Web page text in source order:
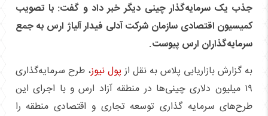
جذب یک سرمایه‌گذار چینی دیگر خبر داد و گفت: با تصویب
کمیسیون اقتصادی سازمان شرکت آدلی فیدار آلیاژ ارس به جمع
سرمایه‌گذاران ارس پیوست.
به گزارش بازاریابی پلاس به نقل ازپول نیوز، طرح سرمایه‌گذاری
۱۹ میلیون دلاری چینی‌ها در منطقه آزاد ارس و با اجرای این
طرح‌های سرمایه گذاری توسعه تجاری و اقتصادی منطقه را